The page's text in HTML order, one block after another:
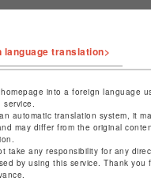
language translation>
into a foreign language
service.
automatic translation system, it
may differ from the original
take any responsibility for any
by using this service. Thank you